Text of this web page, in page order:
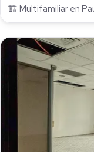
🏗️ Multifamiliar en